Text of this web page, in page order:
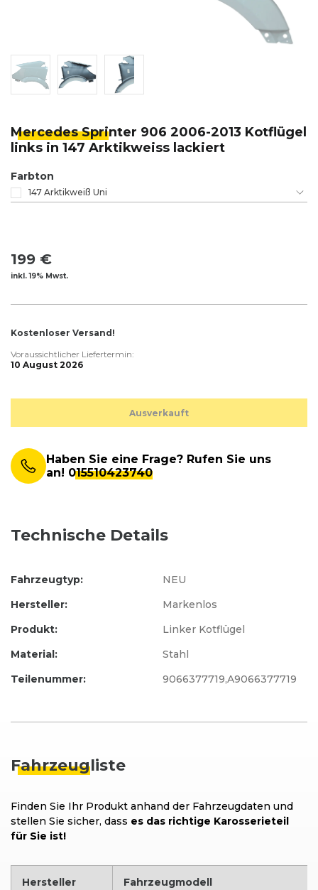
Mercedes Sprinter 906 2006-2013 Kotflügel
links in 147 Arktikweiss lackiert
Farbton
147 Arktikweiß Uni
199 €
inkl. 19% Mwst.
Kostenloser Versand!
Voraussichtlicher Liefertermin:
10 August 2026
Ausverkauft
Haben Sie eine Frage? Rufen Sie uns
an! 015510423740
Technische Details
Hersteller:
Markenlos
Produkt:
Linker Kotflügel
Fahrzeugtyp: NEU
Material:
Stahl
Teilenummer:
9066377719,A9066377719
Fahrzeugliste
Finden Sie Ihr Produkt anhand der Fahrzeugdaten und
stellen Sie sicher, dass es das richtige Karosserieteil
für Sie ist!
Hersteller Fahrzeugmodell